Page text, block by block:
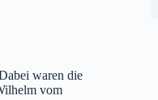
waren die
vom